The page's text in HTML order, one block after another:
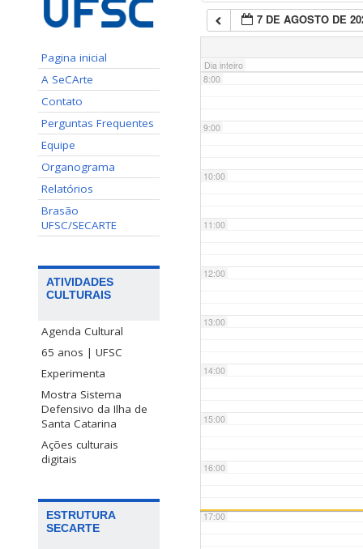
Pagina inicial
A SeCArte
Contato
Perguntas Frequentes
Equipe
Organograma
Relatórios
Brasão
UFSC/SECARTE
ATIVIDADES
CULTURAIS
Agenda Cultural
65 anos | UFSC
Experimenta
Mostra Sistema
Defensivo da Ilha de
Santa Catarina
Ações culturais
digitais
ESTRUTURA
SECARTE
7 DE AGOSTO DE
Dia inteiro
7:00
8:00
9:00
10:00
11:00
12:00
13:00
14:00
15:00
16:00
17:00